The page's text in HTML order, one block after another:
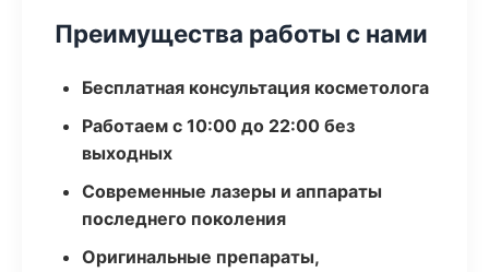
Преимущества работы с нами
Бесплатная консультация косметолога
Работаем с 10:00 до 22:00 без
выходных
Современные лазеры и аппараты
последнего поколения
Оригинальные препараты,